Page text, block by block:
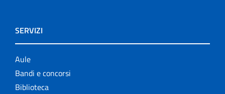
SERVIZI
Aule
Bandi e concorsi
Biblioteca